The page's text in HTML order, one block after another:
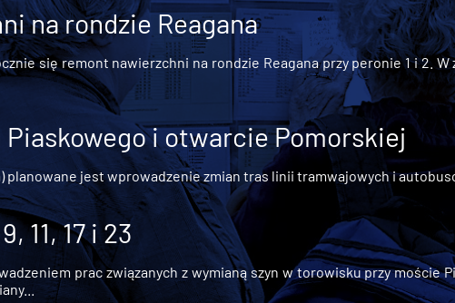
na rondzie Reagana
się remont nawierzchni na rondzie Reagana przy peronie 1 i 2.
i otwarcie Pomorskiej
planowane jest wprowadzenie zmian tras linii tramwajowych i
11, 17 i 23
prac związanych z wymianą szyn w torowisku przy